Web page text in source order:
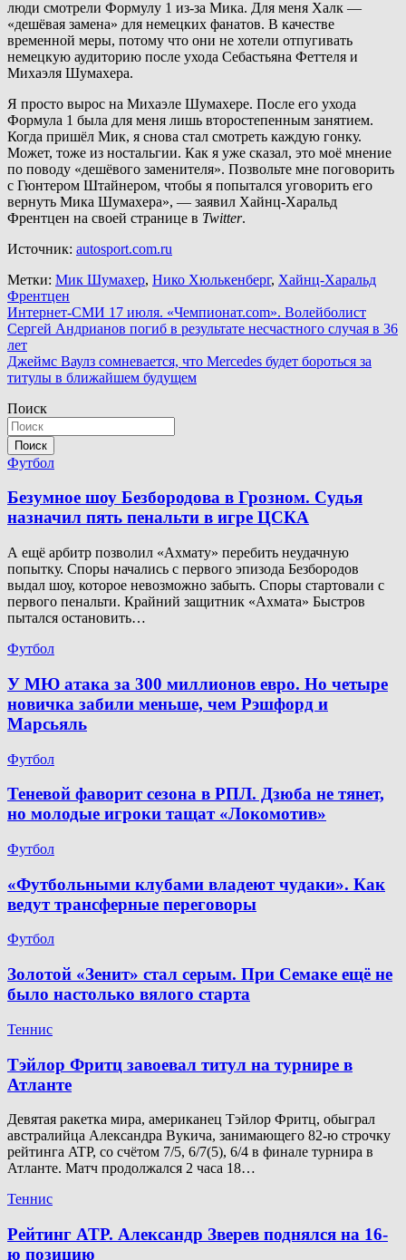
люди смотрели Формулу 1 из-за Мика. Для меня Халк —
«дешёвая замена» для немецких фанатов. В качестве
временной меры, потому что они не хотели отпугивать
немецкую аудиторию после ухода Себастьяна Феттеля и
Михаэля Шумахера.
Я просто вырос на Михаэле Шумахере. После его ухода
Формула 1 была для меня лишь второстепенным занятием.
Когда пришёл Мик, я снова стал смотреть каждую гонку.
Может, тоже из ностальгии. Как я уже сказал, это моё мнение
по поводу «дешёвого заменителя». Позвольте мне поговорить
с Гюнтером Штайнером, чтобы я попытался уговорить его
вернуть Мика Шумахера», — заявил Хайнц-Харальд
Френтцен на своей странице в Twitter.
Источник: autosport.com.ru
Метки: Мик Шумахер, Нико Хюлькенберг, Хайнц-Харальд
Френтцен
Навигация
по
записям
Интернет-СМИ 17 июля. «Чемпионат.com». Волейболист
Сергей Андрианов погиб в результате несчастного случая в 36
лет
Джеймс Ваулз сомневается, что Mercedes будет бороться за
титулы в ближайшем будущем
Поиск
Поиск
Футбол
Безумное шоу Безбородова в Грозном. Судья
назначил пять пенальти в игре ЦСКА
А ещё арбитр позволил «Ахмату» перебить неудачную
попытку. Споры начались с первого эпизода Безбородов
выдал шоу, которое невозможно забыть. Споры стартовали с
первого пенальти. Крайний защитник «Ахмата» Быстров
пытался остановить…
Футбол
У МЮ атака за 300 миллионов евро. Но четыре
новичка забили меньше, чем Рэшфорд и
Марсьяль
Футбол
Теневой фаворит сезона в РПЛ. Дзюба не тянет,
но молодые игроки тащат «Локомотив»
Футбол
«Футбольными клубами владеют чудаки». Как
ведут трансферные переговоры
Футбол
Золотой «Зенит» стал серым. При Семаке ещё не
было настолько вялого старта
Теннис
Тэйлор Фритц завоевал титул на турнире в
Атланте
Девятая ракетка мира, американец Тэйлор Фритц, обыграл
австралийца Александра Вукича, занимающего 82-ю строчку
рейтинга ATP, со счётом 7/5, 6/7(5), 6/4 в финале турнира в
Атланте. Матч продолжался 2 часа 18…
Теннис
Рейтинг ATP. Александр Зверев поднялся на 16-
ю позицию